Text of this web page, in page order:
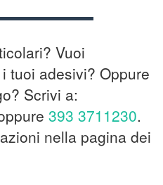
Vuoi
tuoi adesivi? Oppure
Scrivi a:
393 3711230.
nella pagina dei